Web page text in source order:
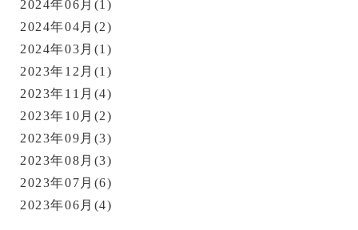
2024年06月(1)
2024年04月(2)
2024年03月(1)
2023年12月(1)
2023年11月(4)
2023年10月(2)
2023年09月(3)
2023年08月(3)
2023年07月(6)
2023年06月(4)